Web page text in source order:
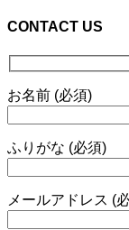
CONTACT US
お名前 (必須)
ふりがな (必須)
メールアドレス (